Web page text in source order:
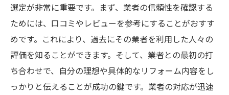
選定が非常に重要です。まず、業者の信頼性を確認する
ためには、口コミやレビューを参考にすることがおすす
めです。これにより、過去にその業者を利用した人々の
評価を知ることができます。そして、業者との最初の打
ち合わせで、自分の理想や具体的なリフォーム内容をし
っかりと伝えることが成功の鍵です。業者の対応が迅速